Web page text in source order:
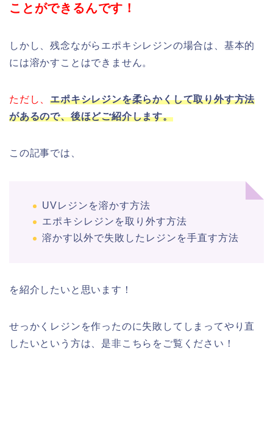
ことができるんです！
しかし、残念ながらエポキシレジンの場合は、基本的
には溶かすことはできません。
ただし、エポキシレジンを柔らかくして取り外す方法
があるので、後ほどご紹介します。
この記事では、
UVレジンを溶かす方法
エポキシレジンを取り外す方法
溶かす以外で失敗したレジンを手直す方法
を紹介したいと思います！
せっかくレジンを作ったのに失敗してしまってやり直
したいという方は、是非こちらをご覧ください！